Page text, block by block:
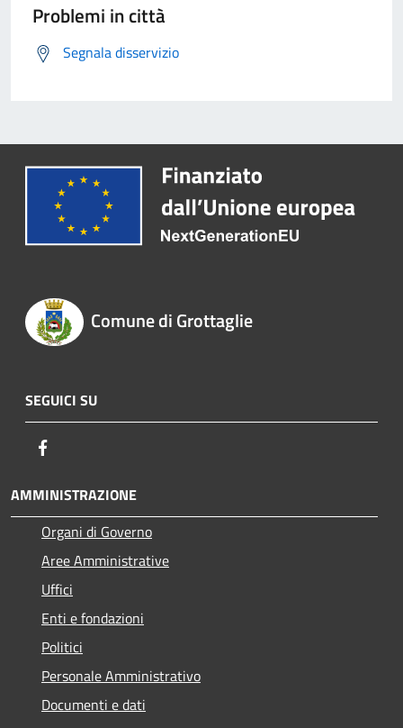
Problemi in città
Segnala disservizio
Comune di Grottaglie
SEGUICI SU
AMMINISTRAZIONE
Organi di Governo
Aree Amministrative
Uffici
Enti e fondazioni
Politici
Personale Amministrativo
Documenti e dati